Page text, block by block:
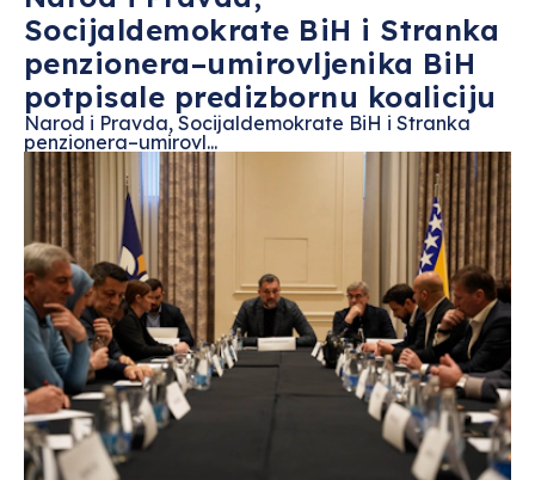
Socijaldemokrate BiH i Stranka
penzionera–umirovljenika BiH
potpisale predizbornu koaliciju
Narod i Pravda, Socijaldemokrate BiH i Stranka
penzionera–umirovl...